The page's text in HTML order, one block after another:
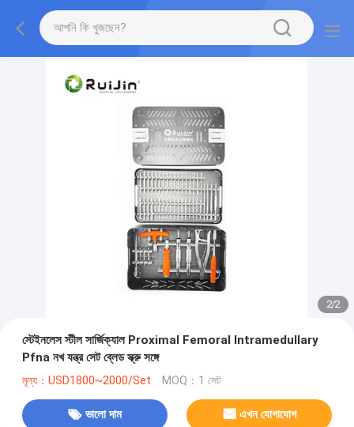
2/2
স্টেইনলেস স্টীল সার্জিক্যাল Proximal Femoral Intramedullary
Pfna নখ যন্ত্র সেট ব্লেড স্ক্রু সঙ্গে
মূল্য：USD1800~2000/Set MOQ：1 সেট
ভালো দাম এখন যোগাযোগ